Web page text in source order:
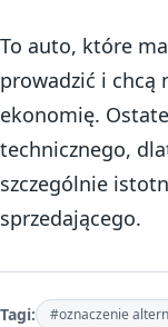
To auto, które
prowadzić i chcą
ekonomię.
technicznego,
szczególnie
sprzedającego.
Tagi: #oznaczenie